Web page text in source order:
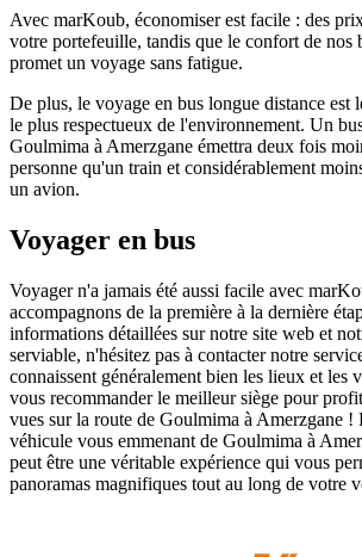
Avec marKoub, économiser est facile : des
votre portefeuille, tandis que le confort de nos
promet un voyage sans fatigue.
De plus, le voyage en bus longue distance est
le plus respectueux de l'environnement. Un
Goulmima à Amerzgane émettra deux fois
personne qu'un train et considérablement
un avion.
Voyager en bus
Voyager n'a jamais été aussi facile avec
accompagnons de la première à la dernière
informations détaillées sur notre site web et
serviable, n'hésitez pas à contacter notre
connaissent généralement bien les lieux et les
vous recommander le meilleur siège pour
vues sur la route de Goulmima à Amerzgane !
véhicule vous emmenant de Goulmima à
peut être une véritable expérience qui vous
panoramas magnifiques tout au long de votre